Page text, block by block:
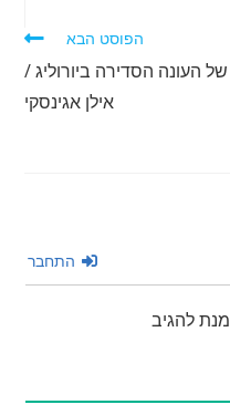
הפוסט הבא
ה-34 והאחרון של העונה הסדירה ביורוליג /
אילן אגינסקי
התחבר
להגיב